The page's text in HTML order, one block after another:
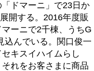
「ドマーニ」で23日か
開する。2016年度販
ーニで2千棟、うちG
込んでいる。関口俊一
キスイハイムらし
れをお客さまに商品